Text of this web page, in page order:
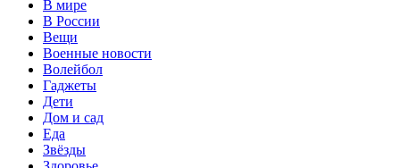
В мире
В России
Вещи
Военные новости
Волейбол
Гаджеты
Дети
Дом и сад
Еда
Звёзды